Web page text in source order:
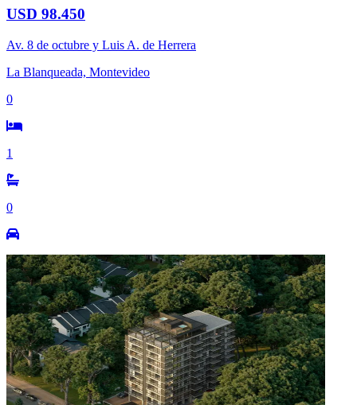
USD 98.450
Av. 8 de octubre y Luis A. de Herrera
La Blanqueada, Montevideo
0
1
0